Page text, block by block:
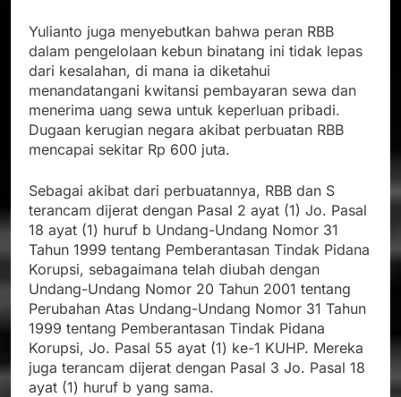
Yulianto juga menyebutkan bahwa peran RBB
dalam pengelolaan kebun binatang ini tidak lepas
dari kesalahan, di mana ia diketahui
menandatangani kwitansi pembayaran sewa dan
menerima uang sewa untuk keperluan pribadi.
Dugaan kerugian negara akibat perbuatan RBB
mencapai sekitar Rp 600 juta.
Sebagai akibat dari perbuatannya, RBB dan S
terancam dijerat dengan Pasal 2 ayat (1) Jo. Pasal
18 ayat (1) huruf b Undang-Undang Nomor 31
Tahun 1999 tentang Pemberantasan Tindak Pidana
Korupsi, sebagaimana telah diubah dengan
Undang-Undang Nomor 20 Tahun 2001 tentang
Perubahan Atas Undang-Undang Nomor 31 Tahun
1999 tentang Pemberantasan Tindak Pidana
Korupsi, Jo. Pasal 55 ayat (1) ke-1 KUHP. Mereka
juga terancam dijerat dengan Pasal 3 Jo. Pasal 18
ayat (1) huruf b yang sama.